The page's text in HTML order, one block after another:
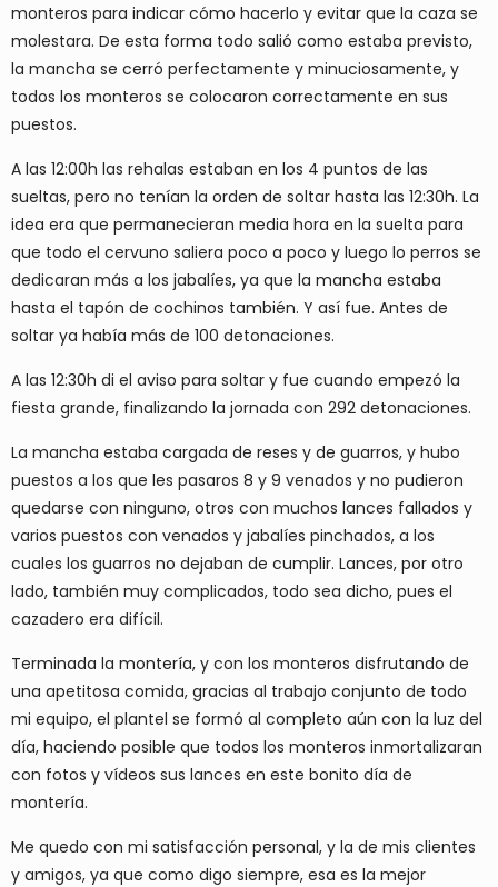
monteros para indicar cómo hacerlo y evitar que la caza se
molestara. De esta forma todo salió como estaba previsto,
la mancha se cerró perfectamente y minuciosamente, y
todos los monteros se colocaron correctamente en sus
puestos.
A las 12:00h las rehalas estaban en los 4 puntos de las
sueltas, pero no tenían la orden de soltar hasta las 12:30h. La
idea era que permanecieran media hora en la suelta para
que todo el cervuno saliera poco a poco y luego lo perros se
dedicaran más a los jabalíes, ya que la mancha estaba
hasta el tapón de cochinos también. Y así fue. Antes de
soltar ya había más de 100 detonaciones.
A las 12:30h di el aviso para soltar y fue cuando empezó la
fiesta grande, finalizando la jornada con 292 detonaciones.
La mancha estaba cargada de reses y de guarros, y hubo
puestos a los que les pasaros 8 y 9 venados y no pudieron
quedarse con ninguno, otros con muchos lances fallados y
varios puestos con venados y jabalíes pinchados, a los
cuales los guarros no dejaban de cumplir. Lances, por otro
lado, también muy complicados, todo sea dicho, pues el
cazadero era difícil.
Terminada la montería, y con los monteros disfrutando de
una apetitosa comida, gracias al trabajo conjunto de todo
mi equipo, el plantel se formó al completo aún con la luz del
día, haciendo posible que todos los monteros inmortalizaran
con fotos y vídeos sus lances en este bonito día de
montería.
Me quedo con mi satisfacción personal, y la de mis clientes
y amigos, ya que como digo siempre, esa es la mejor